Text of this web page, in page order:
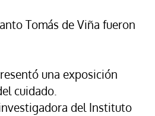
Tomás de Viña fueron
una exposición
cuidado.
del Instituto